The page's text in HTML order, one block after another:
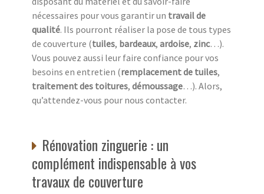
nécessaires pour vous garantir un travail de
qualité. Ils pourront réaliser la pose de tous types
de couverture (tuiles, bardeaux, ardoise, zinc…).
Vous pouvez aussi leur faire confiance pour vos
besoins en entretien (remplacement de tuiles,
traitement des toitures, démoussage…). Alors,
qu’attendez-vous pour nous contacter.
Rénovation zinguerie : un
complément indispensable à vos
travaux de couverture